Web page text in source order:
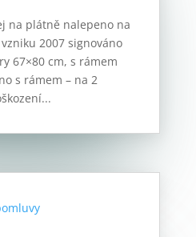
na plátně nalepeno na
2007 signováno
67×80 cm, s rámem
s rámem – na 2